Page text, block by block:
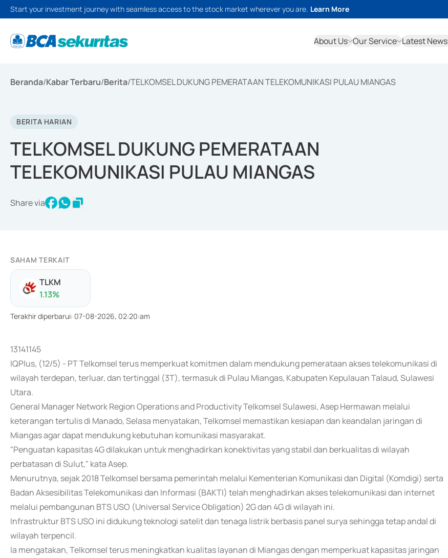
Start your investment journey with seamless access to the stock market wherever you are. Learn More
About Us Our Service Latest News
Beranda/Kabar Terbaru/Berita/TELKOMSEL DUKUNG PEMERATAAN TELEKOMUNIKASI PULAU MIANGAS
BERITA HARIAN
TELKOMSEL DUKUNG PEMERATAAN
TELEKOMUNIKASI PULAU MIANGAS
Share via
SAHAM TERKAIT
TLKM
1.13%
Terakhir diperbarui: 07-08-2026, 02:20:am
13141145
IQPlus, (12/5) - PT Telkomsel terus memperkuat komitmen dalam mendukung pemerataan akses telekomunikasi di
wilayah terdepan, terluar, dan tertinggal (3T), termasuk di Pulau Miangas, Kabupaten Kepulauan Talaud, Sulawesi
Utara.
General Manager Network Region Operations and Productivity Telkomsel Sulawesi, Asep Hermawan melalui
keterangan tertulis di Manado, Selasa menyatakan, Telkomsel memastikan kesiapan dan keandalan jaringan di
Miangas agar dapat mendukung kebutuhan komunikasi masyarakat.
"Penguatan kapasitas 4G dilakukan untuk menghadirkan konektivitas yang stabil dan berkualitas di wilayah
perbatasan di Sulut," kata Asep.
Menurutnya, sejak 2018 Telkomsel bersama pemerintah melalui Kementerian Komunikasi dan Digital (Komdigi) serta
Badan Aksesibilitas Telekomunikasi dan Informasi (BAKTI) telah menghadirkan akses telekomunikasi dan internet
melalui pembangunan BTS USO (Universal Service Obligation) 2G dan 4G di wilayah ini.
Infrastruktur BTS USO ini didukung teknologi satelit dan tenaga listrik berbasis panel surya sehingga tetap andal di
wilayah terpencil.
Ia mengatakan, Telkomsel terus meningkatkan kualitas layanan di Miangas dengan memperkuat kapasitas jaringan